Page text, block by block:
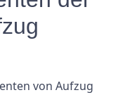
von Aufzug